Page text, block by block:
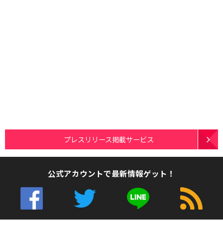
プレスリリース掲載サービス
公式アカウントで最新情報ゲット！